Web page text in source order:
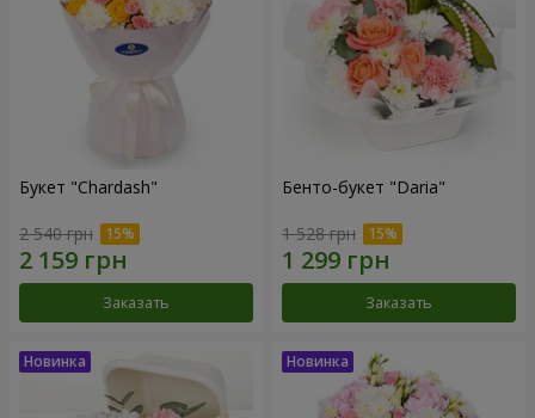
Букет "Chardash"
2 540 грн
Заказать
Бенто-букет "Daria"
1 528 грн
Заказать